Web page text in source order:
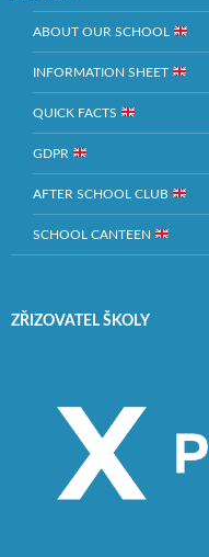
ABOUT OUR SCHOOL
INFORMATION SHEET
QUICK FACTS
GDPR
AFTER SCHOOL CLUB
SCHOOL CANTEEN
ZŘIZOVATEL ŠKOLY